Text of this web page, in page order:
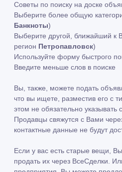
Советы по поиску на доске
Выберите более общую
Банкноты)
Выберите другой, ближайший к
регион Петропавловск)
Используйте форму быстрого
Введите меньше слов в поиске
Вы, также, можете подать
что вы ищете, разместив его с
этом не обязательно указывать
Продавцы свяжутся с Вами
контактные данные не будут
Если у вас есть старые вещи,
продать их через ВсеСделки.